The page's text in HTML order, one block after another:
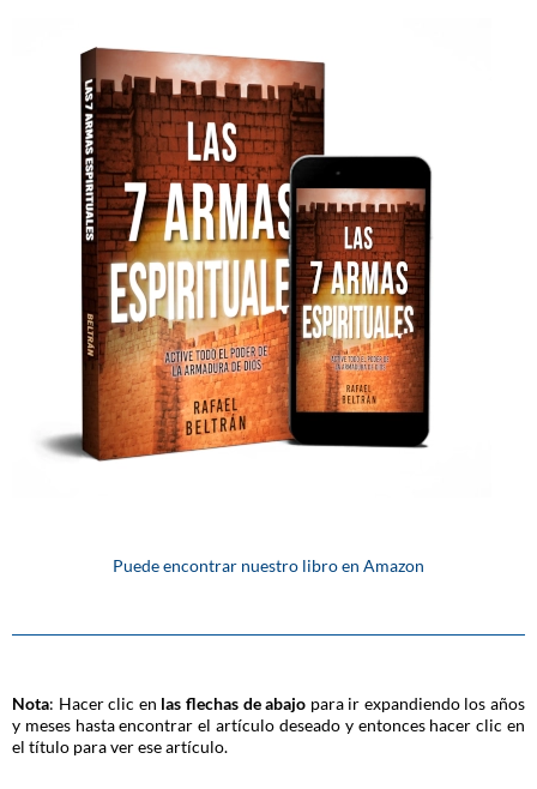
Puede encontrar nuestro libro en Amazon
Nota: Hacer clic en las flechas de abajo para ir expandiendo los años
y meses hasta encontrar el artículo deseado y entonces hacer clic en
el título para ver ese artículo.